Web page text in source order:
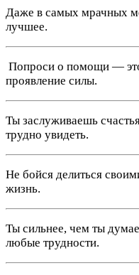
Даже в самых мрачных
лучшее.
Попроси о помощи —
проявление силы.
Ты заслуживаешь
трудно увидеть.
Не бойся делиться
жизнь.
Ты сильнее, чем ты
любые трудности.